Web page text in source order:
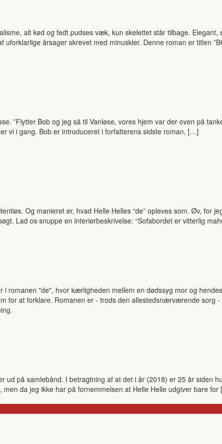
alt kød og fedt pudses væk, kun skelettet står tilbage.
årsager skrevet med minuskler. Denne roman er titlen
”Flytter Bob og jeg så til Vanløse, vores hjem var der oven på
vi i gang. Bob er introduceret i forfatterens sidste roman, […]
Og manieret er, hvad Helle Helles “de” opleves som. Øv, for
Lad os snuppe en interiørbeskrivelse: “Sofabordet er vitterlig
i romanen "de", hvor kærligheden mellem en dødssyg mor og
for at forklare. Romanen er - trods den allestedsnærværende
på samlebånd. I betragtning af at det i år (2018) er 25 år siden
da jeg ikke har på fornemmelsen at Helle Helle udgiver bare